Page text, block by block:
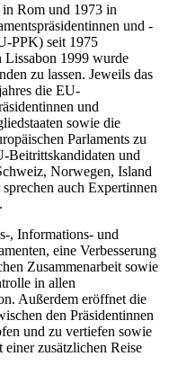
Rom und 1973 in
und -
PPK) seit 1975
Lissabon 1999 wurde
zu lassen. Jeweils das
die EU-
und
sowie die
Parlaments zu
Beitrittskandidaten und
Norwegen, Island
auch Expertinnen
, Informations- und
eine Verbesserung
Zusammenarbeit sowie
in allen
Außerdem eröffnet die
den Präsidentinnen
und zu vertiefen sowie
einer zusätzlichen Reise